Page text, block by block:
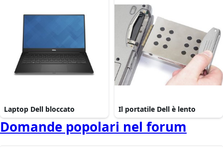
Laptop Dell bloccato Il portatile Dell è lento
Domande popolari nel forum